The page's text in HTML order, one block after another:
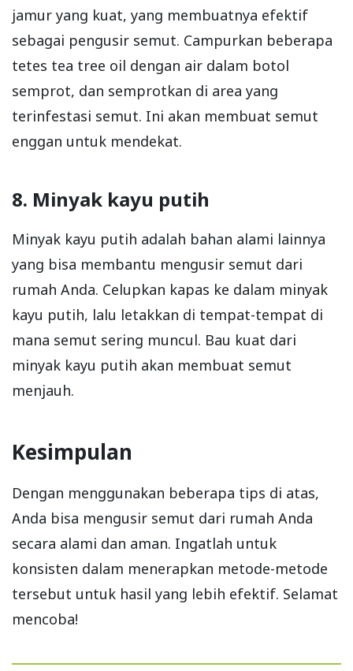
jamur yang kuat, yang membuatnya efektif
sebagai pengusir semut. Campurkan beberapa
tetes tea tree oil dengan air dalam botol
semprot, dan semprotkan di area yang
terinfestasi semut. Ini akan membuat semut
enggan untuk mendekat.
8. Minyak kayu putih
Minyak kayu putih adalah bahan alami lainnya
yang bisa membantu mengusir semut dari
rumah Anda. Celupkan kapas ke dalam minyak
kayu putih, lalu letakkan di tempat-tempat di
mana semut sering muncul. Bau kuat dari
minyak kayu putih akan membuat semut
menjauh.
Kesimpulan
Dengan menggunakan beberapa tips di atas,
Anda bisa mengusir semut dari rumah Anda
secara alami dan aman. Ingatlah untuk
konsisten dalam menerapkan metode-metode
tersebut untuk hasil yang lebih efektif. Selamat
mencoba!